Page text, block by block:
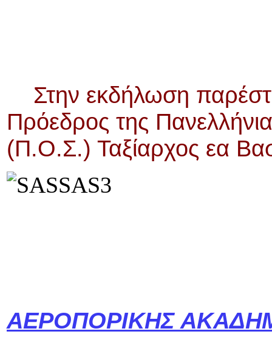
Στην εκδήλωση
Πρόεδρος της
(Π.Ο.Σ.) Ταξίαρχος εα
ΑΕΡΟΠΟΡΙΚΗΣ